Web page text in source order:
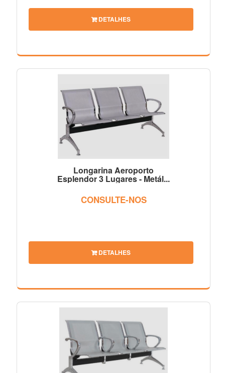
DETALHES
Longarina Aeroporto
Esplendor 3 Lugares - Metál...
CONSULTE-NOS
DETALHES